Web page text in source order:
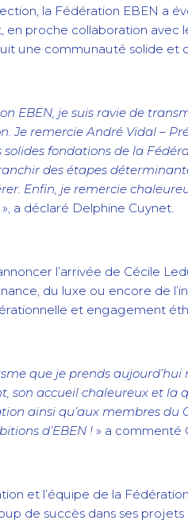
la Fédération EBEN a
proche collaboration avec
une communauté solide et
EBEN, je suis ravie de
Je remercie André Vidal –
fondations de la
des étapes
Enfin, je remercie
», a déclaré Delphine Cuynet.
l’arrivée de Cécile
du luxe ou encore de
et engagement
que je prends
son accueil chaleureux et
ainsi qu’aux membres du
d’EBEN ! » a commenté
et l’équipe de la
de succès dans ses